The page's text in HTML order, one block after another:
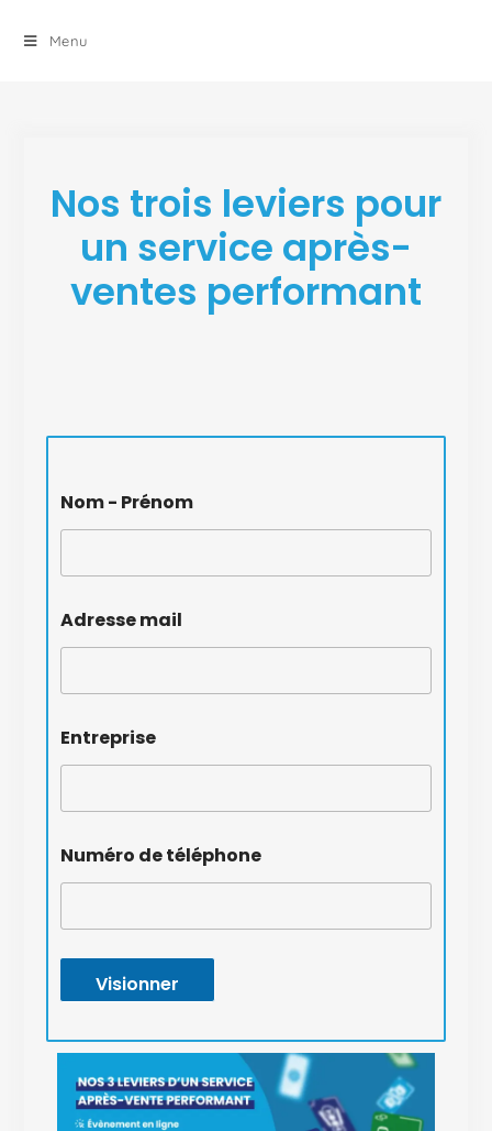
Menu
Nos trois leviers pour
un service après-
ventes performant
Nom - Prénom
Adresse mail
Entreprise
Numéro de téléphone
Visionner